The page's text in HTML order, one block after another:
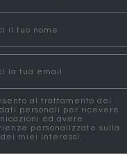
al trattamento dei
personali per ricevere
ed avere
personalizzate sulla
dei miei interessi.